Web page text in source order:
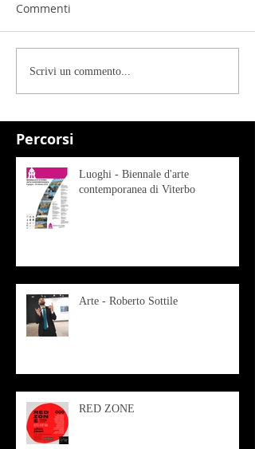
Percorsi
Commenti
Scrivi un commento...
Luoghi - Biennale d'arte
contemporanea di Viterbo
Arte - Roberto Sottile
RED ZONE